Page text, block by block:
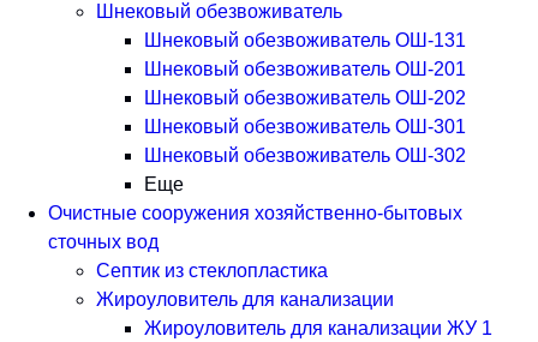
Шнековый обезвоживатель
Шнековый обезвоживатель ОШ-131
Шнековый обезвоживатель ОШ-201
Шнековый обезвоживатель ОШ-202
Шнековый обезвоживатель ОШ-301
Шнековый обезвоживатель ОШ-302
Еще
Очистные сооружения хозяйственно-бытовых
сточных вод
Септик из стеклопластика
Жироуловитель для канализации
Жироуловитель для канализации ЖУ 1